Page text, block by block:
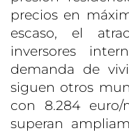
precios en
escaso, el
inversores
demanda de
siguen otros
con 8.284 euro/
superan